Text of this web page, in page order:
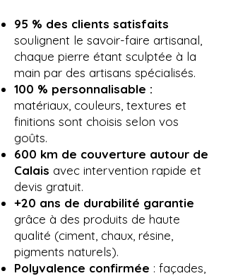
95 % des clients satisfaits
soulignent le savoir-faire artisanal,
chaque pierre étant sculptée à la
main par des artisans spécialisés.
100 % personnalisable :
matériaux, couleurs, textures et
finitions sont choisis selon vos
goûts.
600 km de couverture autour de
Calais avec intervention rapide et
devis gratuit.
+20 ans de durabilité garantie
grâce à des produits de haute
qualité (ciment, chaux, résine,
pigments naturels).
Polyvalence confirmée : façades,